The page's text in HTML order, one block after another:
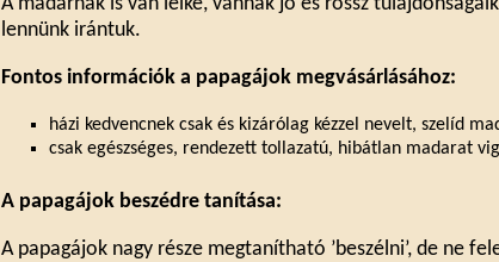
lennünk irántuk.
Fontos információk a papagájok megvásárlásához:
házi kedvencnek csak és kizárólag kézzel nevelt, szelíd
csak egészséges, rendezett tollazatú, hibátlan madarat
A papagájok beszédre tanítása:
A papagájok nagy része megtanítható ’beszélni’, de ne